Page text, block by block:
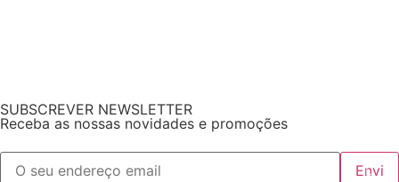
SUBSCREVER NEWSLETTER
Receba as nossas novidades e promoções